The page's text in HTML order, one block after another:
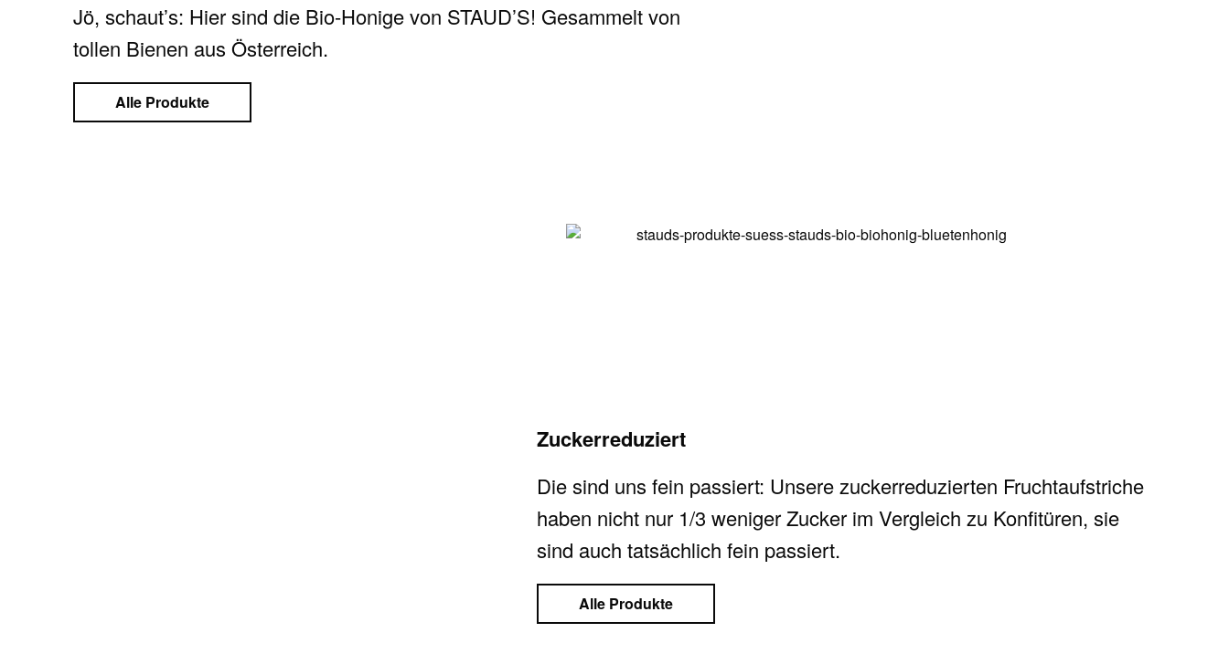
Jö, schaut’s: Hier sind die Bio-Honige von STAUD’S! Gesammelt von
tollen Bienen aus Österreich.
Alle Produkte
Zuckerreduziert
Die sind uns fein passiert: Unsere zuckerreduzierten Fruchtaufstriche
haben nicht nur 1/3 weniger Zucker im Vergleich zu Konfitüren, sie
sind auch tatsächlich fein passiert.
Alle Produkte